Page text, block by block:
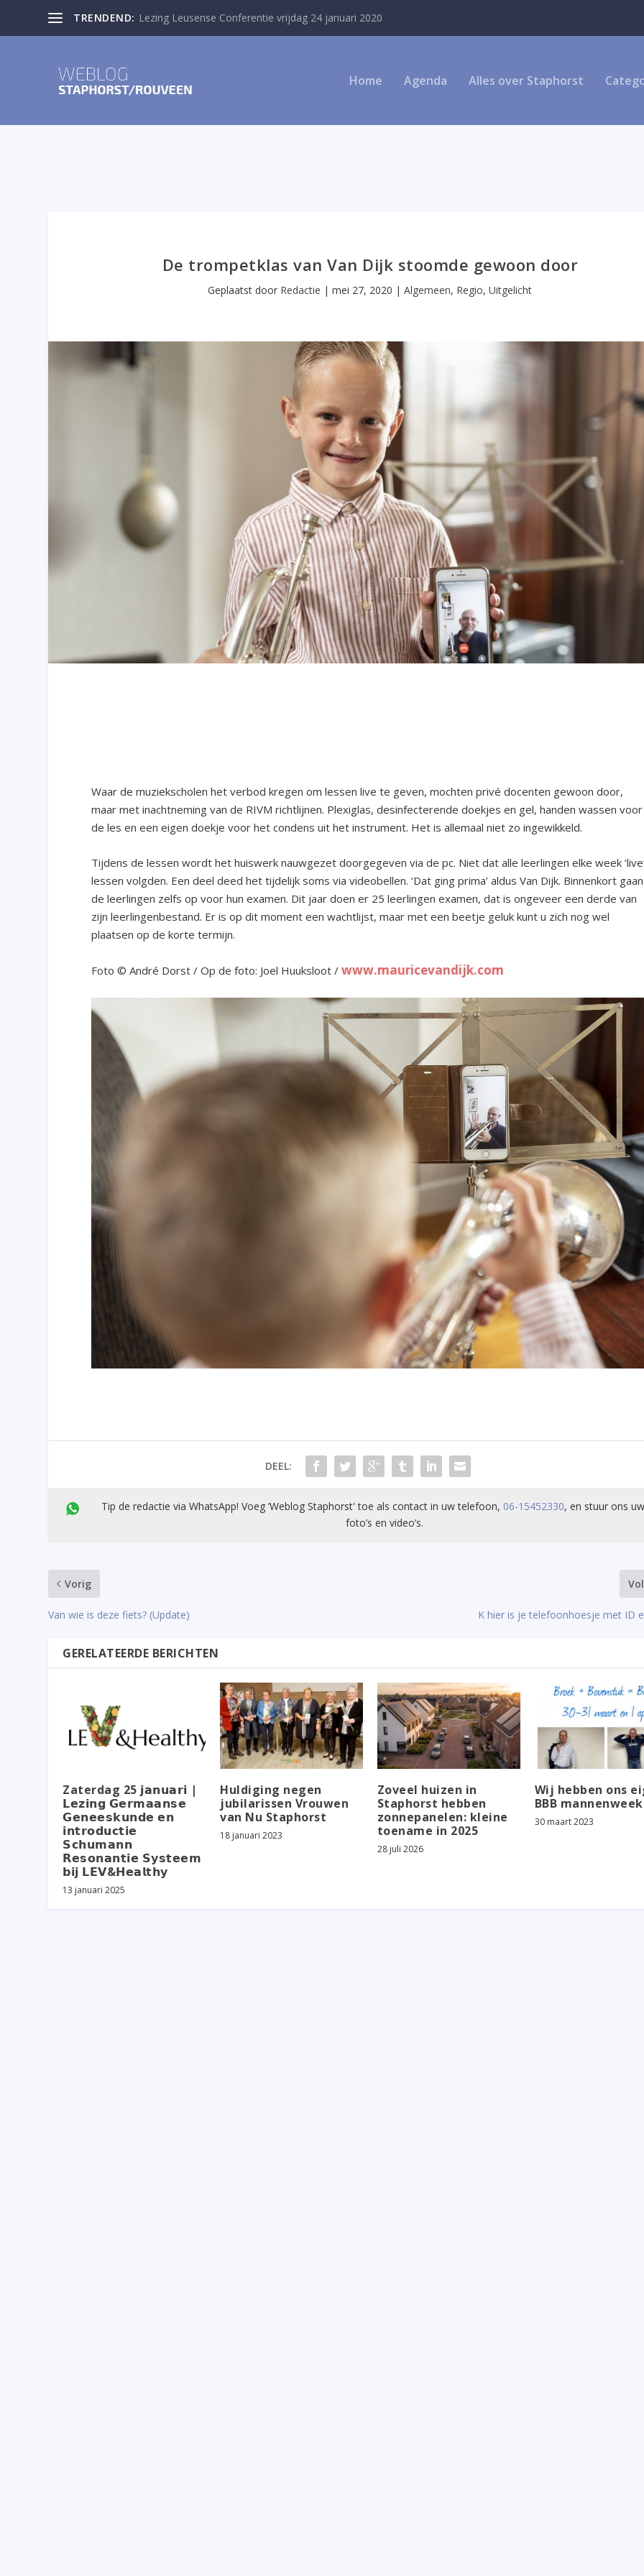
TRENDEND: Lezing Leusense Conferentie vrijdag 24 januari 2020
Home Agenda Alles over Staphorst
De trompetklas van Van Dijk stoomde gewoon door
Geplaatst door Redactie |mei 27, 2020 |Algemeen, Regio,Uitgelicht
Waar de muziekscholen het verbod kregen om lessen live te geven, mochten privé docenten gewoon door,
maar met inachtneming van de RIVM richtlijnen. Plexiglas, desinfecterende doekjes en gel, handen wassen voor
de les en een eigen doekje voor het condens uit het instrument. Het is allemaal niet zo ingewikkeld.
Tijdens de lessen wordt het huiswerk nauwgezet doorgegeven via de pc. Niet dat alle leerlingen elke week
lessen volgden. Een deel deed het tijdelijk soms via videobellen. ‘Dat ging prima’ aldus Van Dijk. Binnenkort gaan
de leerlingen zelfs op voor hun examen. Dit jaar doen er 25 leerlingen examen, dat is ongeveer een derde van
zijn leerlingenbestand. Er is op dit moment een wachtlijst, maar met een beetje geluk kunt u zich nog wel
plaatsen op de korte termijn.
Foto © André Dorst / Op de foto: Joel Huuksloot /www.mauricevandijk.com
DEEL:
Tip de redactie via WhatsApp! Voeg ’Weblog Staphorst' toe als contact in uw telefoon, 06-15452330, en stuur ons
foto’s en video’s.
Vorig
Van wie is deze fiets? (Update) K hier is je telefoonhoesje met ID
GERELATEERDE BERICHTEN
Zaterdag 25 𝗷𝗮𝗻𝘂𝗮𝗿𝗶 |
𝗟𝗲𝘇𝗶𝗻𝗴 𝗚𝗲𝗿𝗺𝗮𝗮𝗻𝘀𝗲
𝗚𝗲𝗻𝗲𝗲𝘀𝗸𝘂𝗻𝗱𝗲 𝗲𝗻
𝗶𝗻𝘁𝗿𝗼𝗱𝘂𝗰𝘁𝗶𝗲
𝗦𝗰𝗵𝘂𝗺𝗮𝗻𝗻
𝗥𝗲𝘀𝗼𝗻𝗮𝗻𝘁𝗶𝗲 𝗦𝘆𝘀𝘁𝗲𝗲𝗺
𝗯𝗶𝗷 𝗟𝗘𝗩&𝗛𝗲𝗮𝗹𝘁𝗵𝘆
13 januari 2025
Huldiging negen
jubilarissen Vrouwen
van Nu Staphorst
18 januari 2023
Zoveel huizen in
Staphorst hebben
zonnepanelen: kleine
toename in 2025
28 juli 2026
Wij hebben ons
BBB
30 maart 2023